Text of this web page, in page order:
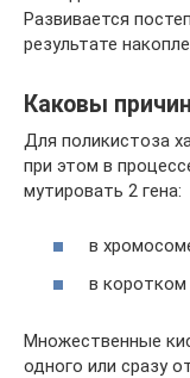
Развивается
результате
Каковы
Для поликистоза
при этом в
мутировать 2 гена:
в
в коротком
Множественные
одного или сразу